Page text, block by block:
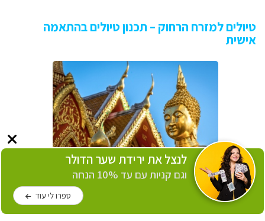
טיולים למזרח הרחוק – תכנון טיולים בהתאמה
אישית
תכנון טיול לתאילנד
לנצל את ירידת שער הדולר
וגם קניות עם עד 10% הנחה
ספרו לי עוד